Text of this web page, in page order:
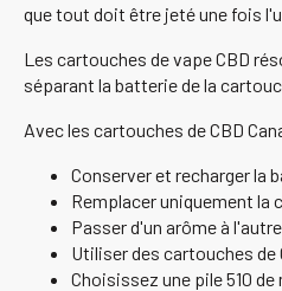
que tout doit être jeté une fois
Les cartouches de vape CBD
séparant la batterie de la
Avec les cartouches de CBD
Conserver et recharger la
Remplacer uniquement la
Passer d'un arôme à
Utiliser des cartouches de
Choisissez une pile 510